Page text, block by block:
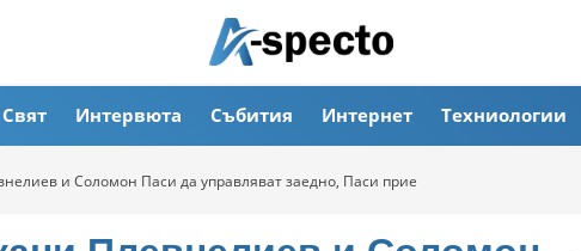
Свят Интервюта Събития Интернет Техниологии
и Соломон Паси да управляват заедно, Паси прие